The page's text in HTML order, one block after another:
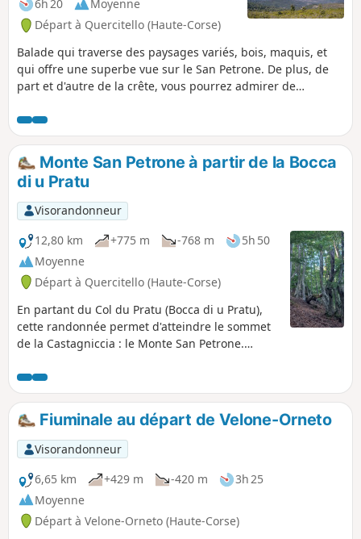
la mer et les îles qui bordent la Corse, et des
vues sur les montagnes, parfois enneigées
suivant les saisons.
6h 20
Moyenne
Départ à Quercitello (Haute-Corse)
Balade qui traverse des paysages variés, bois, maquis, et
qui offre une superbe vue sur le San Petrone. De plus, de
part et d'autre de la crête, vous pourrez admirer de
encore Monte, et avoir une vue sur San Anghjulu, en face.
Monte San Petrone à partir de la Bocca
di u Pratu
Visorandonneur
12,80 km
+775 m -768 m
5h 50
Moyenne
Départ à Quercitello (Haute-Corse)
En partant du Col du Pratu (Bocca di u Pratu),
cette randonnée permet d'atteindre le sommet
de la Castagniccia : le Monte San Petrone.
chemin et superbe panorama au sommet.
Fiuminale au départ de Velone-Orneto
Visorandonneur
6,65 km
+429 m -420 m
3h 25
Moyenne
Départ à Velone-Orneto (Haute-Corse)